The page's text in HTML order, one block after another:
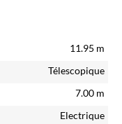
11.95 m
Télescopique
7.00 m
Electrique